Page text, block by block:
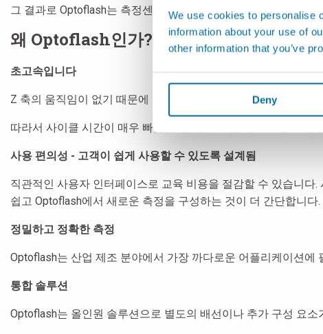
We use cookies to personalise
information about your use of
other information that you’ve
Deny
그 결과로 Optoflash는 측정센서나 부품 자체의 수직 이동이 필
왜 Optoflash인가? 간단히 말해, 타의 추
초고속입니다
Z 축의 움직임이 없기 때문에 다른 시스템에서는 시간이 걸릴
따라서 사이클 시간이 매우 빠릅니다. 예를 들어, 샤프트의 길이
사용 편의성 - 고객이 쉽게 사용할 수 있도록 설계됨
직관적인 사용자 인터페이스로 교육 비용을 절감할 수 있습니
쉽고 Optoflash에서 새로운 측정을 구성하는 것이 더 간단합니다.
정밀하고 정확한 측정
Optoflash는 산업 제조 분야에서 가장 까다로운 어플리케이션에
통합 솔루션
Optoflash는 올인원 솔루션으로 별도의 배선이나 추가 구성 요